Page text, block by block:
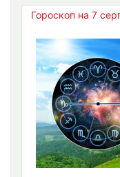
Гороскоп на 7